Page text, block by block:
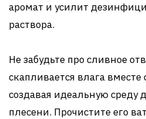
аромат и усилит
раствора.
Не забудьте про сливное
скапливается влага
создавая идеальную среду
плесени. Прочистите его